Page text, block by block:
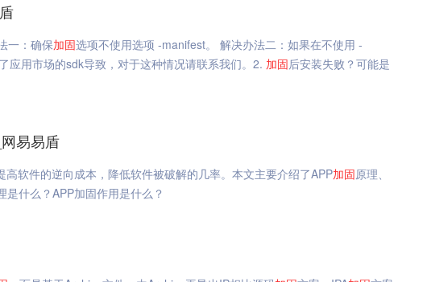
一：确保加固选项不使用选项 -manifest。 解决办法二：如果在不使用 -
应用市场的sdk导致，对于这种情况请联系我们。2. 加固后安装失败？可能是
易易盾
高软件的逆向成本，降低软件被破解的几率。本文主要介绍了APP加固原理、
是什么？APP加固作用是什么？